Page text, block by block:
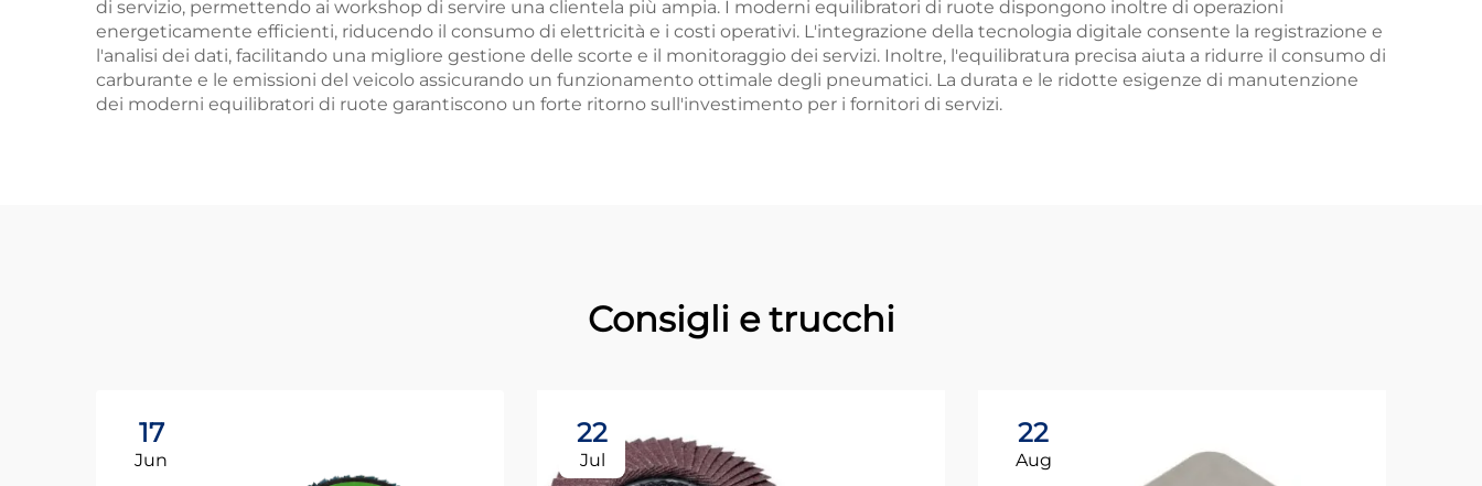
di servizio, permettendo ai workshop di servire una clientela più ampia. I moderni equilibratori di ruote dispongono inoltre di operazioni
energeticamente efficienti, riducendo il consumo di elettricità e i costi operativi. L'integrazione della tecnologia digitale consente la registrazione e
l'analisi dei dati, facilitando una migliore gestione delle scorte e il monitoraggio dei servizi. Inoltre, l'equilibratura precisa aiuta a ridurre il consumo di
carburante e le emissioni del veicolo assicurando un funzionamento ottimale degli pneumatici. La durata e le ridotte esigenze di manutenzione
dei moderni equilibratori di ruote garantiscono un forte ritorno sull'investimento per i fornitori di servizi.
Consigli e trucchi
17
Jun
22
Jul
22
Aug